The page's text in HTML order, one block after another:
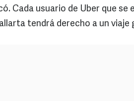
Cada usuario de Uber que
tendrá derecho a un viaje